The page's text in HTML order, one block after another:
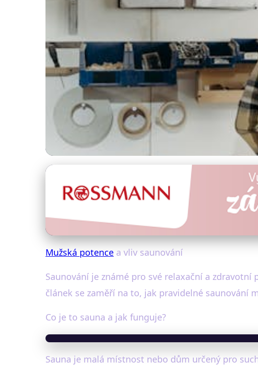
Jak Saunování
· 4 min čtení · Autor: Jakub Malý
Mužská potence a vliv saunování
Saunování je známé pro své relaxační a
článek se zaměří na to, jak pravidelné saunování
Co je to sauna a jak funguje?
Sauna je malá místnost nebo dům určený pro